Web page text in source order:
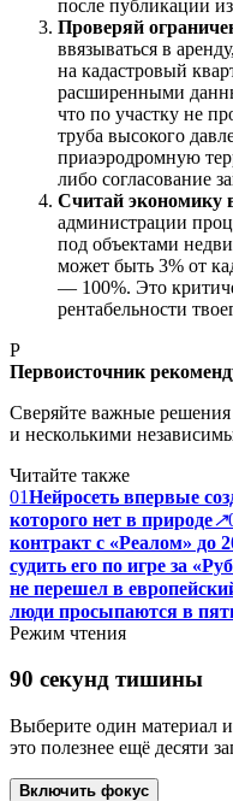
после публикации
Проверяй
ввязываться в
на кадастровый
расширенными
что по участку не
труба высокого
приаэродромную
либо согласование
Считай экономику
администрации
под объектами
может быть 3% от
— 100%. Это
рентабельности
P
Первоисточник
Сверяйте важные
и несколькими
Читайте также
01Нейросеть впервые
которого нет в природе↗
контракт с «Реалом» до
судить его по игре за
не перешел в
люди просыпаются в
Режим чтения
90 секунд тишины
Выберите один материал
это полезнее ещё десяти
Включить фокус